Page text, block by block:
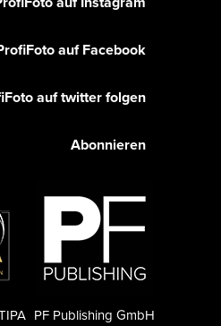
auf Facebook
auf twitter folgen
Abonnieren
PF Publishing GmbH